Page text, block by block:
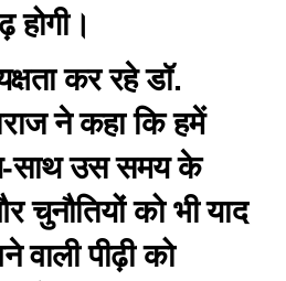
कर रहे डॉ.
ने कहा कि हमें
साथ उस समय के
चुनौतियों को भी याद
वाली पीढ़ी को